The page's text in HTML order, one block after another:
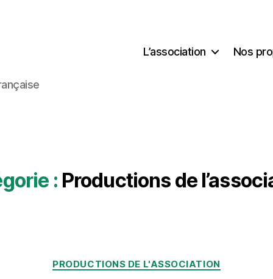
L’association Nos
: Productions de
Catégories
PRODUCTIONS DE L'ASSOCIATION